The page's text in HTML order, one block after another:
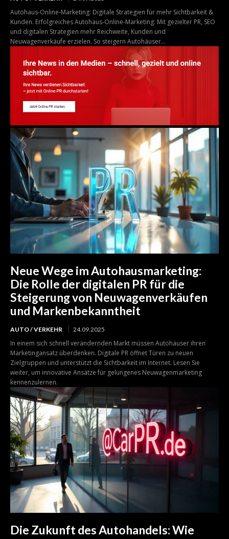
Autohaus-Online-Marketing: Digitale Strategien für mehr Sichtbarkeit &
Kunden. Erfolgreiches Autohaus-Online-Marketing: Mit gezielter PR, SEO
und digitalen Strategien mehr Reichweite, Kunden und
Neuwagenverkäufe erzielen. So steigern Autohäuser...
Neue Wege im Autohausmarketing:
Die Rolle der digitalen PR für die
Steigerung von Neuwagenverkäufen
und Markenbekanntheit
AUTO / VERKEHR 24.09.2025
In einem sich schnell verändernden Markt müssen Autohäuser ihren
Marketingansatz überdenken. Digitale PR öffnet Türen zu neuen
Zielgruppen und unterstützt die Sichtbarkeit im Internet. Lesen Sie
weiter, um innovative Ansätze für gelungenes Neuwagenmarketing
kennenzulernen.
Die Zukunft des Autohandels: Wie